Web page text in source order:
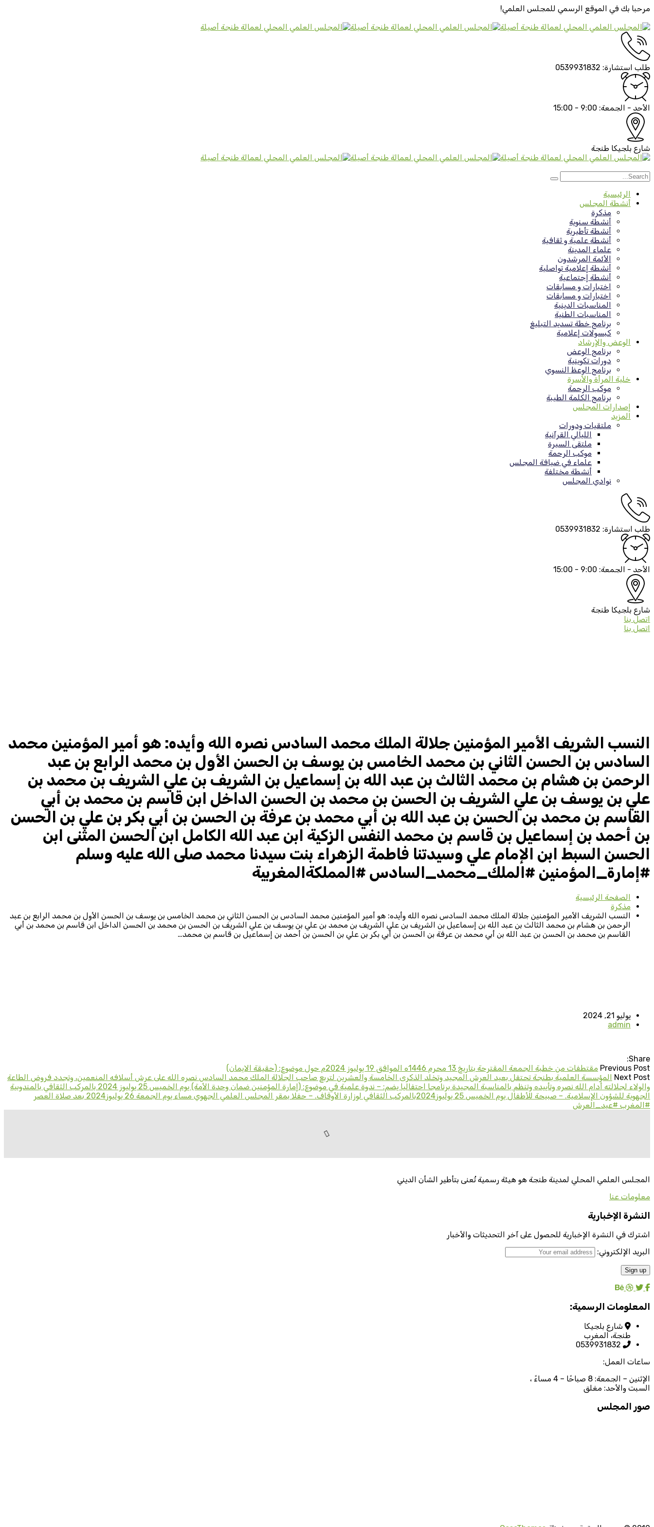
مرحبا بك في الموقع الرسمي للمجلس العلمي!
طلب استشارة: 0539931832
الأحد - الجمعة: 9:00 - 15:00
شارع بلجيكا طنجة
الرئيسية
أنشطة المجلس
مذكرة
أنشطة سنوية
أنشطة تأطيرية
أنشطة علمية و ثقافية
علماء المدينة
الأئمة المرشدون
أنشطة إعلامية تواصلية
أنشطة إجتماعية
اختبارات و مسابقات
اختبارات و مسابقات
المناسبات الدينية
المناسبات الطنية
برنامج خطة تسديد التبليغ
كبسولات إعلامية
الوعض والإرشاد
برنامج الوعض
دورات تكوينية
برنامج الوعظ النسوي
خلية المرأة والأسرة
موكب الرحمة
برنامج الكلمة الطيبة
إصدارات المجلس
المزيد
ملتقيات ودورات
الليالي القرآنية
ملتقى السيرة
موكب الرحمة
علماء في ضيافة المجلس
أنشطة مختلفة
نوادي المجلس
طلب استشارة: 0539931832
الأحد - الجمعة: 9:00 - 15:00
شارع بلجيكا طنجة
اتصل بنا
اتصل بنا
النسب الشريف الأمير المؤمنين جلالة الملك محمد السادس نصره الله وأيده: هو أمير المؤمنين محمد
السادس بن الحسن الثاني بن محمد الخامس بن يوسف بن الحسن الأول بن محمد الرابع بن عبد
الرحمن بن هشام بن محمد الثالث بن عبد الله بن إسماعيل بن الشريف بن علي الشريف بن محمد بن
علي بن يوسف بن علي الشريف بن الحسن بن محمد بن الحسن الداخل ابن قاسم بن محمد بن أبي
القاسم بن محمد بن الحسن بن عبد الله بن أبي محمد بن عرفة بن الحسن بن أبي بكر بن علي بن الحسن
بن أحمد بن إسماعيل بن قاسم بن محمد النفس الزكية ابن عبد الله الكامل ابن الحسن المثنى ابن
الحسن السبط ابن الإمام علي وسيدتنا فاطمة الزهراء بنت سيدنا محمد صلى الله عليه وسلم
#إمارة_المؤمنين #الملك_محمد_السادس #المملكةالمغربية
الصفحة الرئيسية
مذكرة
النسب الشريف الأمير المؤمنين جلالة الملك محمد السادس نصره الله وأيده: هو أمير المؤمنين محمد السادس بن الحسن الثاني بن محمد الخامس بن يوسف بن الحسن الأول بن محمد الرابع بن عبد
الرحمن بن هشام بن محمد الثالث بن عبد الله بن إسماعيل بن الشريف بن علي الشريف بن محمد بن علي بن يوسف بن علي الشريف بن الحسن بن محمد بن الحسن الداخل ابن قاسم بن محمد بن أبي
القاسم بن محمد بن الحسن بن عبد الله بن أبي محمد بن عرفة بن الحسن بن أبي بكر بن علي بن الحسن بن أحمد بن إسماعيل بن قاسم بن محمد…
يوليو 21, 2024
admin
Share:
Previous Post مقتطفات من خطبة الجمعة المقترحة بتاريخ 13 محرم 1446ه الموافق 19 يوليوز 2024م حول موضوع: (حقيقة الايمان)
Next Post المؤسسة العلمية بطنجة تحتفل بعيد العرش المجيد وتخلد الذكرى الخامسة والعشرين لتربع صاحب الجلالة الملك محمد السادس نصره الله على عرش أسلافه المنعمين، وتجدد فروض الطاعة
والولاء لجلالته أدام الله نصره وتأييده وتنظم بالمناسبة المجيدة برنامجا احتفاليا يضم: – ندوة علمية في موضوع: (إمارة المؤمنين ضمان وحدة الأمة) يوم الخميس 25 يوليوز 2024 بالمركب الثقافي بالمندوبية
الجهوية للشؤون الإسلامية. – صبيحة للأطفال يوم الخميس 25 يوليوز2024بالمركب الثقافي لوزارة الأوقاف. – حفلا بمقر المجلس العلمي الجهوي مساء يوم الجمعة 26 يوليوز2024 بعد صلاة العصر
#المغرب #عيد_العرش
المجلس العلمي المحلي لمدينة طنجة هو هيئة رسمية تُعنى بتأطير الشأن الديني
معلومات عنا
النشرة الإخبارية
اشترك في النشرة الإخبارية للحصول على آخر التحديثات والأخبار
البريد الإلكتروني:
المعلومات الرسمية:
شارع بلجيكا
طنجة، المغرب
0539931832
ساعات العمل:
الإثنين – الجمعة: 8 صباحًا – 4 مساءً ،
السبت والأحد: مغلق
صور المجلس